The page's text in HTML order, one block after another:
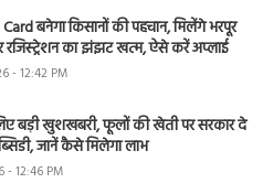
बनेगा किसानों की पहचान, मिलेंगे भरपूर
रजिस्ट्रेशन का झंझट खत्म, ऐसे करें अप्लाई
- 12:42 PM
बड़ी खुशखबरी, फूलों की खेती पर सरकार दे
जानें कैसे मिलेगा लाभ
- 12:46 PM